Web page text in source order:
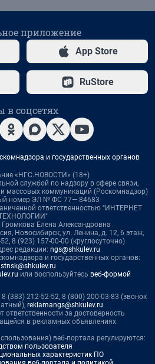
приложение
App Store
RuStore
в соцсетях
и государственных органов
«НГС.НОВОСТИ» (18+)
службой по надзору в сфере связи,
массовых коммуникаций (Роскомнадзор)
номер ЭЛ № ФС 77— 84683
ответственностью "ИНТЕРНЕТ
Елена Александровна
Новосибирск, ул. Ленина, д. 12, 6 этаж,
8 (923) 157-00-00 (круглосуточно)
редакции: ngs@shkulev.ru
и государственных органов:
или воспользуйтесь веб-формой
(383) 212-52-52, 8 (800) 200-03-83 (звонок
reklamangs@shkulev.ru
ответственности за достоверность
в рекламных объявлениях.
веб-портала регулируются:
пользователя
характеристик ПО